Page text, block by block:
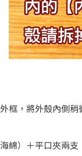
框，將外殼內側
綿）＋平口夾兩